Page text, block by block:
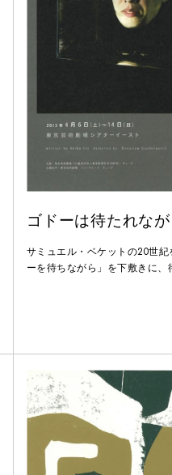
ゴドーは待たれなが
サミュエル・ベケットの20世
ーを待ちながら」を下敷きに、
は待たれながら」。KERAが10
口説き、この伝説の舞台が蘇